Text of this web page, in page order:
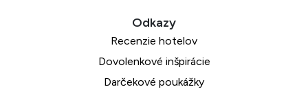
Recenzie hotelov
Dovolenkové inšpirácie
Darčekové poukážky